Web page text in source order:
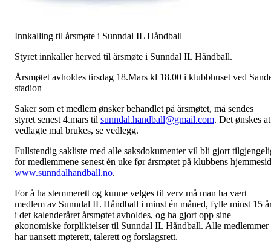
Innkalling til årsmøte i Sunndal IL Håndball
Styret innkaller herved til årsmøte i Sunndal IL Håndball.
Årsmøtet avholdes tirsdag 18.Mars kl 18.00 i klubbhuset ved
stadion
Saker som et medlem ønsker behandlet på årsmøtet, må sendes
styret senest 4.mars til sunndal.handball@gmail.com. Det ønskes at
vedlagte mal brukes, se vedlegg.
Fullstendig sakliste med alle saksdokumenter vil bli gjort
for medlemmene senest én uke før årsmøtet på klubbens
www.sunndalhandball.no.
For å ha stemmerett og kunne velges til verv må man ha vært
medlem av Sunndal IL Håndball i minst én måned, fylle minst 15
i det kalenderåret årsmøtet avholdes, og ha gjort opp sine
økonomiske forpliktelser til Sunndal IL Håndball. Alle medlemmer
har uansett møterett, talerett og forslagsrett.